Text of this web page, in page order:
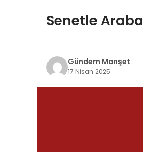
Senetle
Gündem Manşet
17 Nisan 2025